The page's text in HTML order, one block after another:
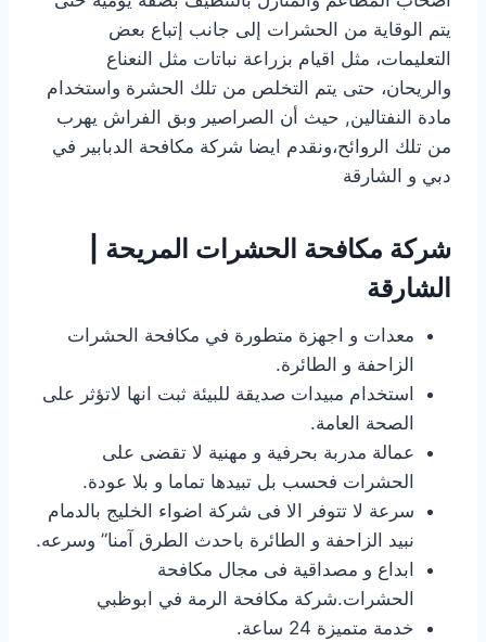
يتم الوقاية من الحشرات إلى جانب إتباع بعض
التعليمات، مثل اقيام بزراعة نباتات مثل النعناع
والريحان، حتى يتم التخلص من تلك الحشرة واستخدام
مادة النفتالين, حيث أن الصراصير وبق الفراش يهرب
من تلك الروائح،ونقدم ايضا شركة مكافحة الدبابير في
دبي و الشارقة
شركة مكافحة الحشرات المريحة |
الشارقة
معدات و اجهزة متطورة في مكافحة الحشرات
الزاحفة و الطائرة.
استخدام مبيدات صديقة للبيئة ثبت انها لاتؤثر على
الصحة العامة.
عمالة مدربة بحرفية و مهنية لا تقضى على
الحشرات فحسب بل تبيدها تماما و بلا عودة.
سرعة لا تتوفر الا فى شركة اضواء الخليج بالدمام
نبيد الزاحفة و الطائرة باحدث الطرق آمنا” وسرعه.
ابداع و مصداقية فى مجال مكافحة
الحشرات.شركة مكافحة الرمة في ابوظبي
خدمة متميزة 24 ساعة.